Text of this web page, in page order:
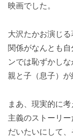
映画でした。
大沢たかお演じ
関係がなんとも
ンでは恥ずかしな
親と子（息子）
まあ、現実的に
主義のストーリ
だいたいにして